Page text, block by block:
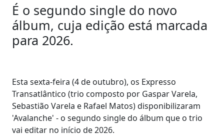
É o segundo single do novo
álbum, cuja edição está marcada
para 2026.
Esta sexta-feira (4 de outubro), os Expresso
Transatlântico (trio composto por Gaspar Varela,
Sebastião Varela e Rafael Matos) disponibilizaram
'Avalanche' - o segundo single do álbum que o trio
vai editar no início de 2026.